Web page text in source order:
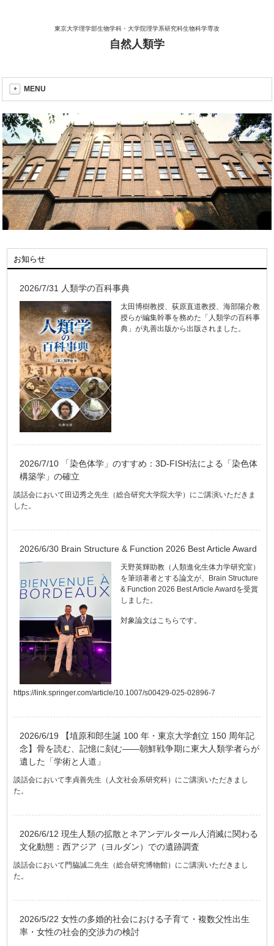
東京大学理学部生物学科・大学院理学系研究科生物科学専攻
自然人類学
MENU
お知らせ
2026/7/31 人類学の百科事典
太田博樹教授、荻原直道教授、海部陽介教
授らが編集幹事を務めた「人類学の百科事
典」が丸善出版から出版されました。
2026/7/10 「染色体学」のすすめ：3D-FISH法による「染色体
構築学」の確立
談話会において田辺秀之先生（総合研究大学院大学）にご講演いただきま
した。
2026/6/30 Brain Structure & Function 2026 Best Article Award
天野英輝助教（人類進化生体力学研究室）
を筆頭著者とする論文が、Brain Structure
& Function 2026 Best Article Awardを受賞
しました。
対象論文はこちらです。
https://link.springer.com/article/10.1007/s00429-025-02896-7
2026/6/19 【埴原和郎生誕 100 年・東京大学創立 150 周年記
念】骨を読む、記憶に刻む――朝鮮戦争期に東大人類学者らが
遺した「学術と人道」
談話会において李貞善先生（人文社会系研究科）にご講演いただきまし
た。
2026/6/12 現生人類の拡散とネアンデルタール人消滅に関わる
文化動態：西アジア（ヨルダン）での遺跡調査
談話会において門脇誠二先生（総合研究博物館）にご講演いただきまし
た。
2026/5/22 女性の多婚的社会における子育て・複数父性出生
率・女性の社会的交渉力の検討